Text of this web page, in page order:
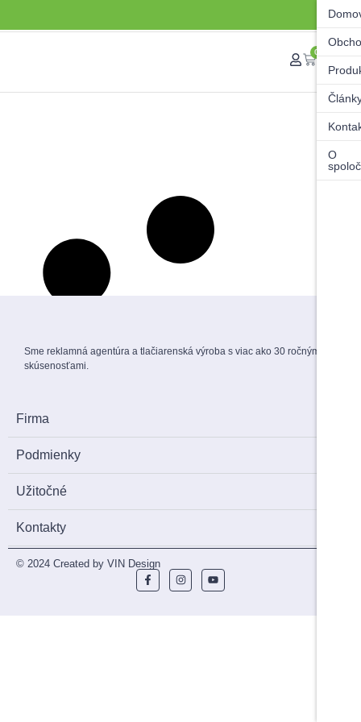
0
O
Sme reklamná agentúra a tlačiarenská výroba s viac ako 30 ročnými
skúsenosťami.
Firma
Podmienky
Užitočné
Kontakty
© 2024 Created by VIN Design